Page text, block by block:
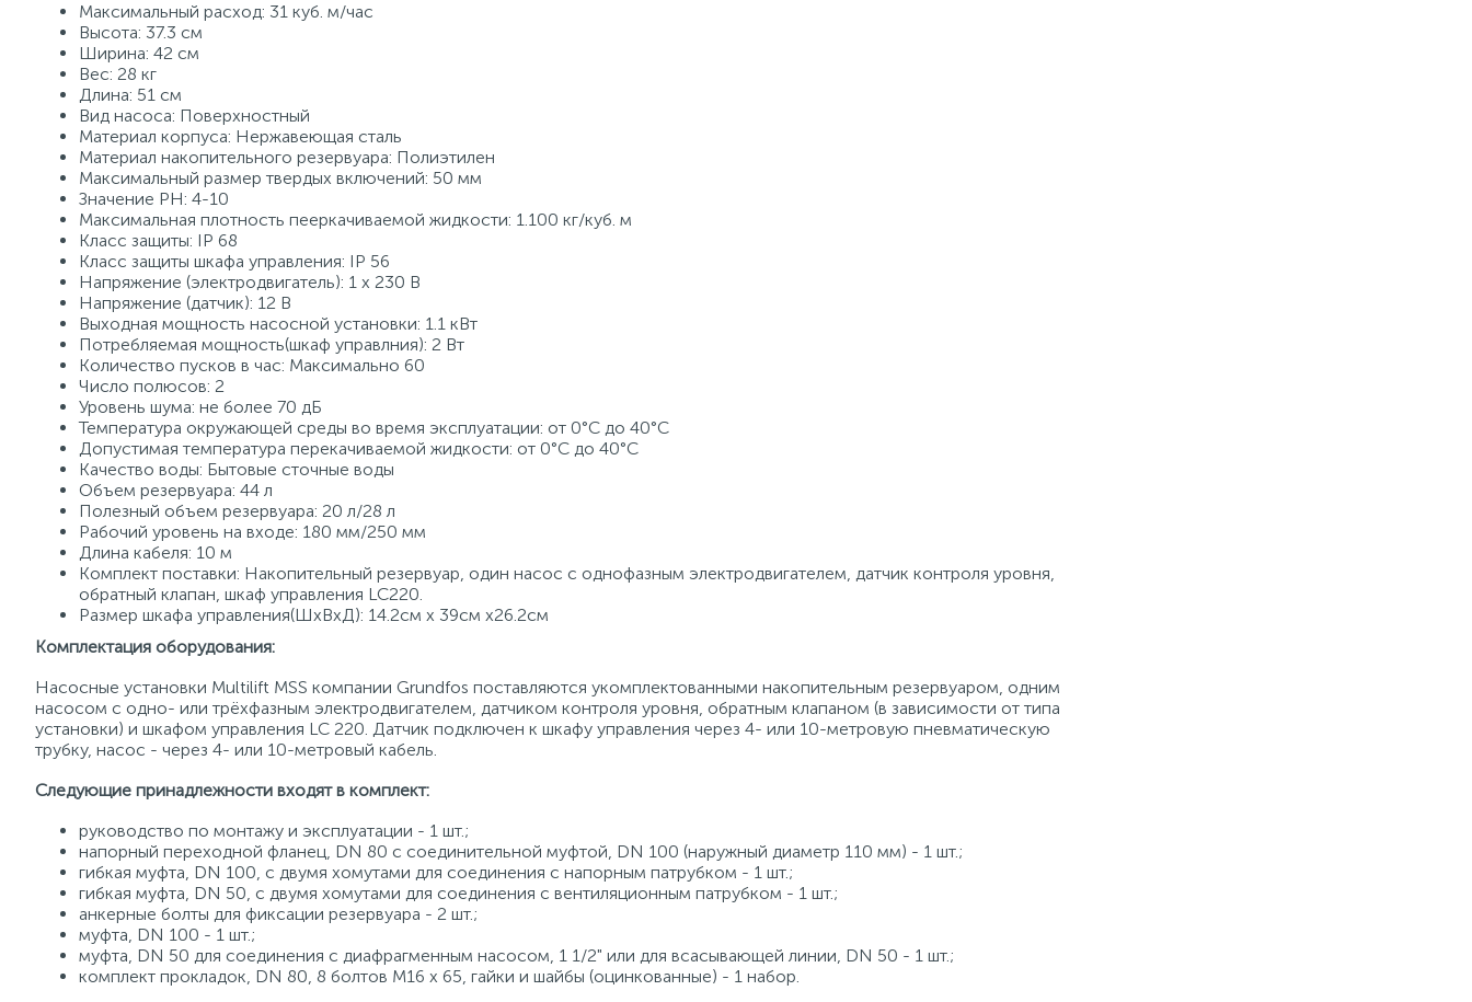
Максимальный расход: 31 куб. м/час
Высота: 37.3 см
Ширина: 42 см
Вес: 28 кг
Длина: 51 см
Вид насоса: Поверхностный
Материал корпуса: Нержавеющая сталь
Материал накопительного резервуара: Полиэтилен
Максимальный размер твердых включений: 50 мм
Значение PH: 4-10
Максимальная плотность пееркачиваемой жидкости: 1.100 кг/куб. м
Класс защиты: IP 68
Класс защиты шкафа управления: IP 56
Напряжение (электродвигатель): 1 х 230 В
Напряжение (датчик): 12 В
Выходная мощность насосной установки: 1.1 кВт
Потребляемая мощность(шкаф управлния): 2 Вт
Количество пусков в час: Максимально 60
Число полюсов: 2
Уровень шума: не более 70 дБ
Температура окружающей среды во время эксплуатации: от 0°C до 40°C
Допустимая температура перекачиваемой жидкости: от 0°C до 40°C
Качество воды: Бытовые сточные воды
Объем резервуара: 44 л
Полезный объем резервуара: 20 л/28 л
Рабочий уровень на входе: 180 мм/250 мм
Длина кабеля: 10 м
Комплект поставки: Накопительный резервуар, один насос с однофазным электродвигателем, датчик контроля уровня,
обратный клапан, шкаф управления LC220.
Размер шкафа управления(ШхВхД): 14.2см х 39см х26.2см
Комплектация оборудования:
Насосные установки Multilift MSS компании Grundfos поставляются укомплектованными накопительным резервуаром, одним
насосом с одно- или трёхфазным электродвигателем, датчиком контроля уровня, обратным клапаном (в зависимости от типа
установки) и шкафом управления LC 220. Датчик подключен к шкафу управления через 4- или 10-метровую пневматическую
трубку, насос - через 4- или 10-метровый кабель.
Следующие принадлежности входят в комплект:
руководство по монтажу и эксплуатации - 1 шт.;
напорный переходной фланец, DN 80 с соединительной муфтой, DN 100 (наружный диаметр 110 мм) - 1 шт.;
гибкая муфта, DN 100, с двумя хомутами для соединения с напорным патрубком - 1 шт.;
гибкая муфта, DN 50, с двумя хомутами для соединения с вентиляционным патрубком - 1 шт.;
анкерные болты для фиксации резервуара - 2 шт.;
муфта, DN 100 - 1 шт.;
муфта, DN 50 для соединения с диафрагменным насосом, 1 1/2" или для всасывающей линии, DN 50 - 1 шт.;
комплект прокладок, DN 80, 8 болтов M16 x 65, гайки и шайбы (оцинкованные) - 1 набор.